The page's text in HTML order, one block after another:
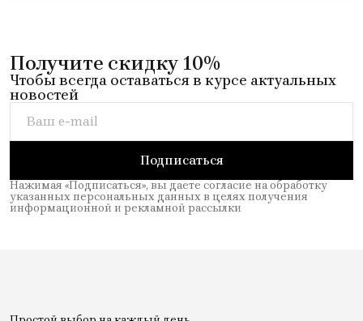
Получите скидку 10%
Чтобы всегда оставаться в курсе актуальных
новостей
Подписаться
Нажимая «Подписаться», вы даете согласие на обработку
указанных персональных данных в целях получения
информационной и рекламной рассылки